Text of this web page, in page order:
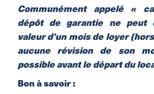
Communément appelé «
dépôt de garantie ne peut
valeur d’un mois de loyer
aucune révision de son
possible avant le départ du
Bon à savoir :